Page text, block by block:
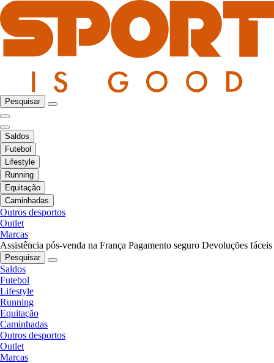
Pesquisar
Saldos
Futebol
Lifestyle
Running
Equitação
Caminhadas
Outros desportos
Outlet
Marcas
Assistência pós-venda na França Pagamento seguro Devoluções fáceis
Pesquisar
Saldos
Futebol
Lifestyle
Running
Equitação
Caminhadas
Outros desportos
Outlet
Marcas